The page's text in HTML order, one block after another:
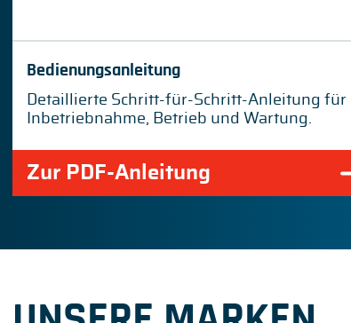
Bedienungsanleitung
Detaillierte Schritt-für-Schritt-Anleitung für
Inbetriebnahme, Betrieb und Wartung.
Zur PDF-Anleitung